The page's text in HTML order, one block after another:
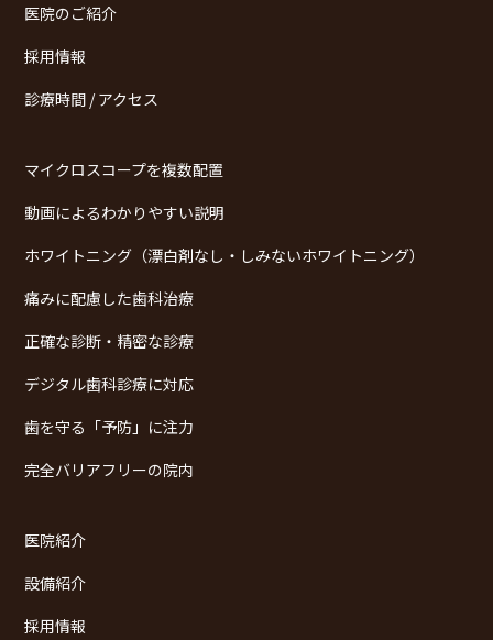
医院のご紹介
採用情報
診療時間 / アクセス
マイクロスコープを複数配置
動画によるわかりやすい説明
ホワイトニング（漂白剤なし・しみないホワイトニング）
痛みに配慮した歯科治療
正確な診断・精密な診療
デジタル歯科診療に対応
歯を守る「予防」に注力
完全バリアフリーの院内
医院紹介
設備紹介
採用情報